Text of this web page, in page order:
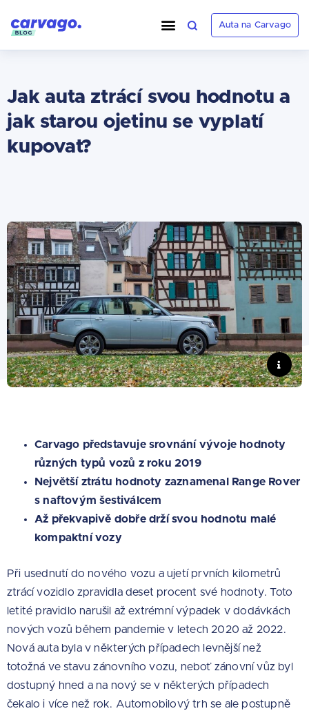
Auta na Carvago
Jak auta ztrácí svou hodnotu a
jak starou ojetinu se vyplatí
kupovat?
Carvago představuje srovnání vývoje hodnoty
různých typů vozů z roku 2019
Největší ztrátu hodnoty zaznamenal Range Rover
s naftovým šestiválcem
Až překvapivě dobře drží svou hodnotu malé
kompaktní vozy
Při usednutí do nového vozu a ujetí prvních kilometrů
ztrácí vozidlo zpravidla deset procent své hodnoty. Toto
letité pravidlo narušil až extrémní výpadek v dodávkách
nových vozů během pandemie v letech 2020 až 2022.
Nová auta byla v některých případech levnější než
totožná ve stavu zánovního vozu, neboť zánovní vůz byl
dostupný hned a na nový se v některých případech
čekalo i více než rok. Automobilový trh se ale postupně